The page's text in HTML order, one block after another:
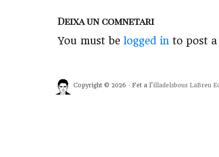
Deixa un comnetari
You must be logged in to post
Copyright © 2026 · Fet a l'illadelsbous LaBreu